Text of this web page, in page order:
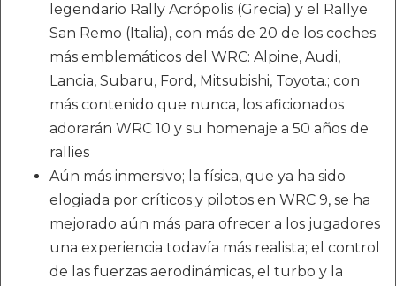
legendario Rally Acrópolis (Grecia) y el Rallye
San Remo (Italia), con más de 20 de los coches
más emblemáticos del WRC: Alpine, Audi,
Lancia, Subaru, Ford, Mitsubishi, Toyota.; con
más contenido que nunca, los aficionados
adorarán WRC 10 y su homenaje a 50 años de
rallies
Aún más inmersivo; la física, que ya ha sido
elogiada por críticos y pilotos en WRC 9, se ha
mejorado aún más para ofrecer a los jugadores
una experiencia todavía más realista; el control
de las fuerzas aerodinámicas, el turbo y la